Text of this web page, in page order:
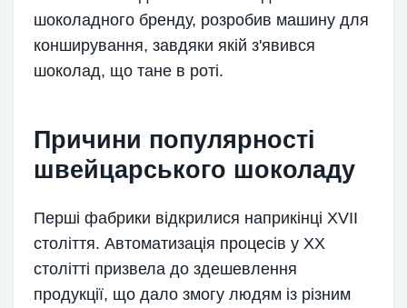
шоколадного бренду, розробив машину для
конширування, завдяки якій з'явився
шоколад, що тане в роті.
Причини популярності
швейцарського шоколаду
Перші фабрики відкрилися наприкінці XVII
століття. Автоматизація процесів у XX
столітті призвела до здешевлення
продукції, що дало змогу людям із різним